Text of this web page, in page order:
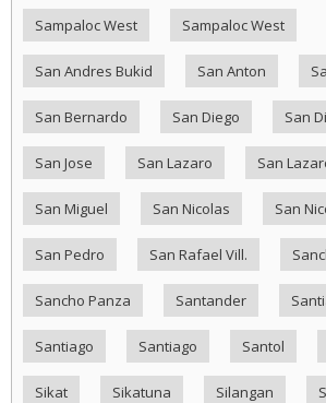
Sampaloc West Sampaloc West
San Andres Bukid San Anton
San Bernardo San Diego San
San Jose San Lazaro San
San Miguel San Nicolas San
San Pedro San Rafael Vill.
Sancho Panza Santander
Santiago Santiago Santol
Sikat Sikatuna Silangan